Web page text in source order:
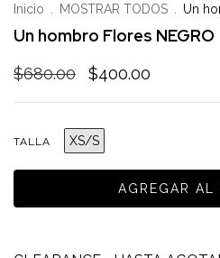
Inicio MOSTRAR TODOS Un
Un hombro Flores NEGRO
$680.00 $400.00
TALLA XS/S